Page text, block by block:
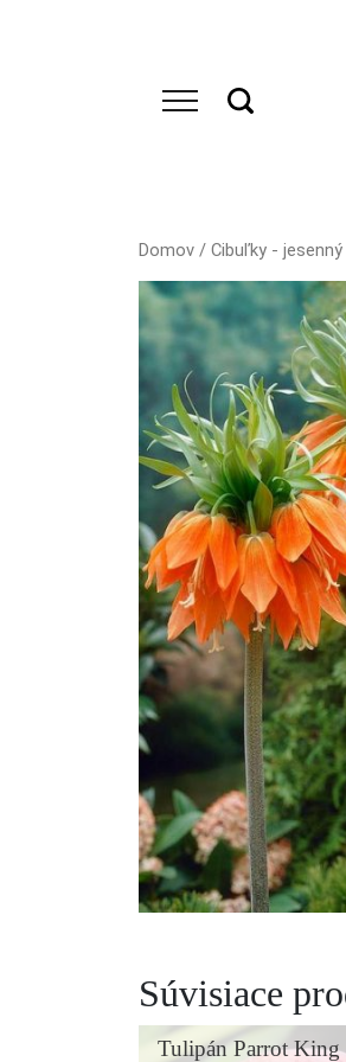
Domov / Cibuľky -
Súvisiace
Tulipán Parrot King